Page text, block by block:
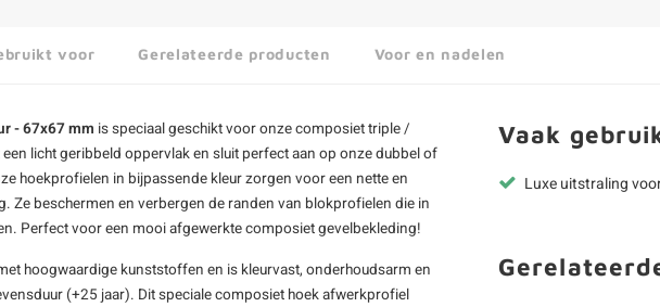
voor Gerelateerde producten Voor en nadelen
- 67x67 mm is speciaal geschikt voor onze composiet triple /
licht geribbeld oppervlak en sluit perfect aan op onze dubbel of
hoekprofielen in bijpassende kleur zorgen voor een nette en
Ze beschermen en verbergen de randen van blokprofielen die in
Perfect voor een mooi afgewerktecomposiet gevelbekleding!
hoogwaardige kunststoffen en is kleurvast, onderhoudsarm en
(+25 jaar). Dit speciale composiet hoek afwerkprofiel
Vaak
Luxe uitstraling